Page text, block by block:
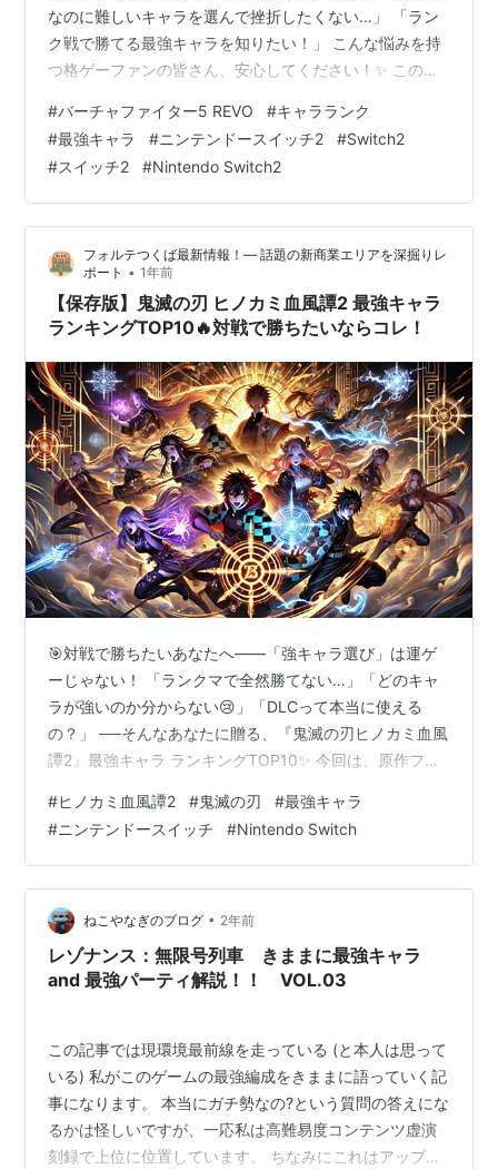
なのに難しいキャラを選んで挫折したくない…」 「ラン
ク戦で勝てる最強キャラを知りたい！」 こんな悩みを持
つ格ゲーファンの皆さん、安心してください！✨ この記
ラランクを徹底解説します！💪 プロの大会結果、キャラ
の強さ、初心者への優しさなど、あらゆる角度から最強
キャラを分析しました！ (この記事には一部プロモーショ
ンが含まれています。) 👉🔗 今すぐ楽天でSwitch2 抽選
再開を見てみる 💥非正規サイト・転売には絶対注意⚠️公
式はコ…
#バーチャファイター5 REVO #キャラランク
#最強キャラ #ニンテンドースイッチ2 #Switch2
#スイッチ2 #Nintendo Switch2
フォルテつくば最新情報！— 話題の新商業エリアを深掘りレ
ポート • 1年前
【保存版】鬼滅の刃 ヒノカミ血風譚2 最強キャラ
ランキングTOP10🔥対戦で勝ちたいならコレ！
🎯対戦で勝ちたいあなたへ——「強キャラ選び」は運ゲ
ーじゃない！ 「ランクマで全然勝てない…」「どのキャ
ラが強いのか分からない😢」「DLCって本当に使える
の？」 ──そんなあなたに贈る、『鬼滅の刃ヒノカミ血風
譚2』最強キャラ ランキングTOP10✨ 今回は、原作ファ
2』の中で、「これを選べば間違いない！」と断言できる
キャラたちを【ガチで】ランキング化しました🔥 ✅ 各キ
ャラの強さの理由✅ 使いやすさ・操作性✅ 対戦での実用
性✅ 初心者におすすめかどうか✅ 限定版・早期解放の有
無 これらのポイントをもとに、完全主観ではなく“勝てる
キャラ”を徹底評価…
#ヒノカミ血風譚2 #鬼滅の刃 #最強キャラ
#ニンテンドースイッチ #Nintendo Switch
ねこやなぎのブログ • 2年前
レゾナンス：無限号列車 きままに最強キャラ
and 最強パーティ解説！！ VOL.03
この記事では現環境最前線を走っている (と本人は思って
いる) 私がこのゲームの最強編成をきままに語っていく記
事になります。 本当にガチ勢なの?という質問の答えにな
るかは怪しいですが、一応私は高難易度コンテンツ虚演
刻録で上位に位置しています。 ちなみにこれはアップデ